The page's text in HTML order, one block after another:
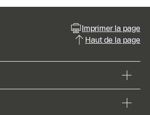
Imprimer la page
Haut de la page